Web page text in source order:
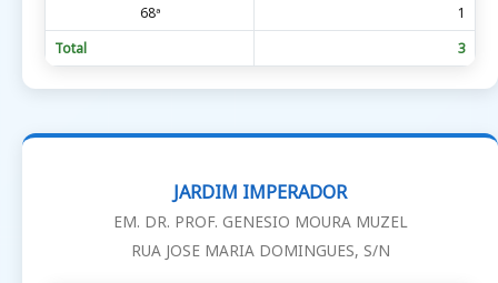
68ª
1
Total
3
JARDIM IMPERADOR
EM. DR. PROF. GENESIO MOURA MUZEL
RUA JOSE MARIA DOMINGUES, S/N